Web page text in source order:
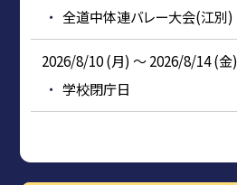
全道中体連バレー大会(江別)
2026/8/10 (月) ～ 2026/8/14 (金)
学校閉庁日